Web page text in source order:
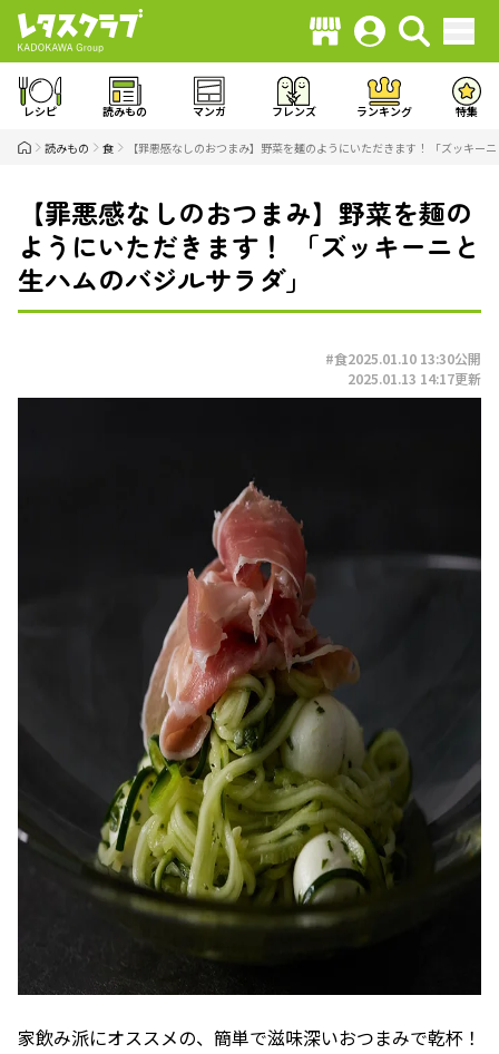
レシピ 読みもの マンガ フレンズ ランキング 特集
読みもの 食 【罪悪感なしのおつまみ】野菜を麺のようにいただきます！ 「ズッキー
【罪悪感なしのおつまみ】野菜を麺の
ようにいただきます！ 「ズッキーニと
生ハムのバジルサラダ」
#食2025.01.10 13:30公開
2025.01.13 14:17更新
家飲み派にオススメの、簡単で滋味深いおつまみで乾杯！